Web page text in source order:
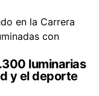
luminarias
y el deporte